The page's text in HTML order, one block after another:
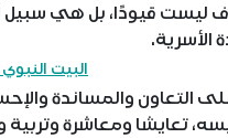
ليست قيودًا، بل هي سبيل
الأسرية.
البيت
التعاون والمساندة
تعايشا ومعاشرة